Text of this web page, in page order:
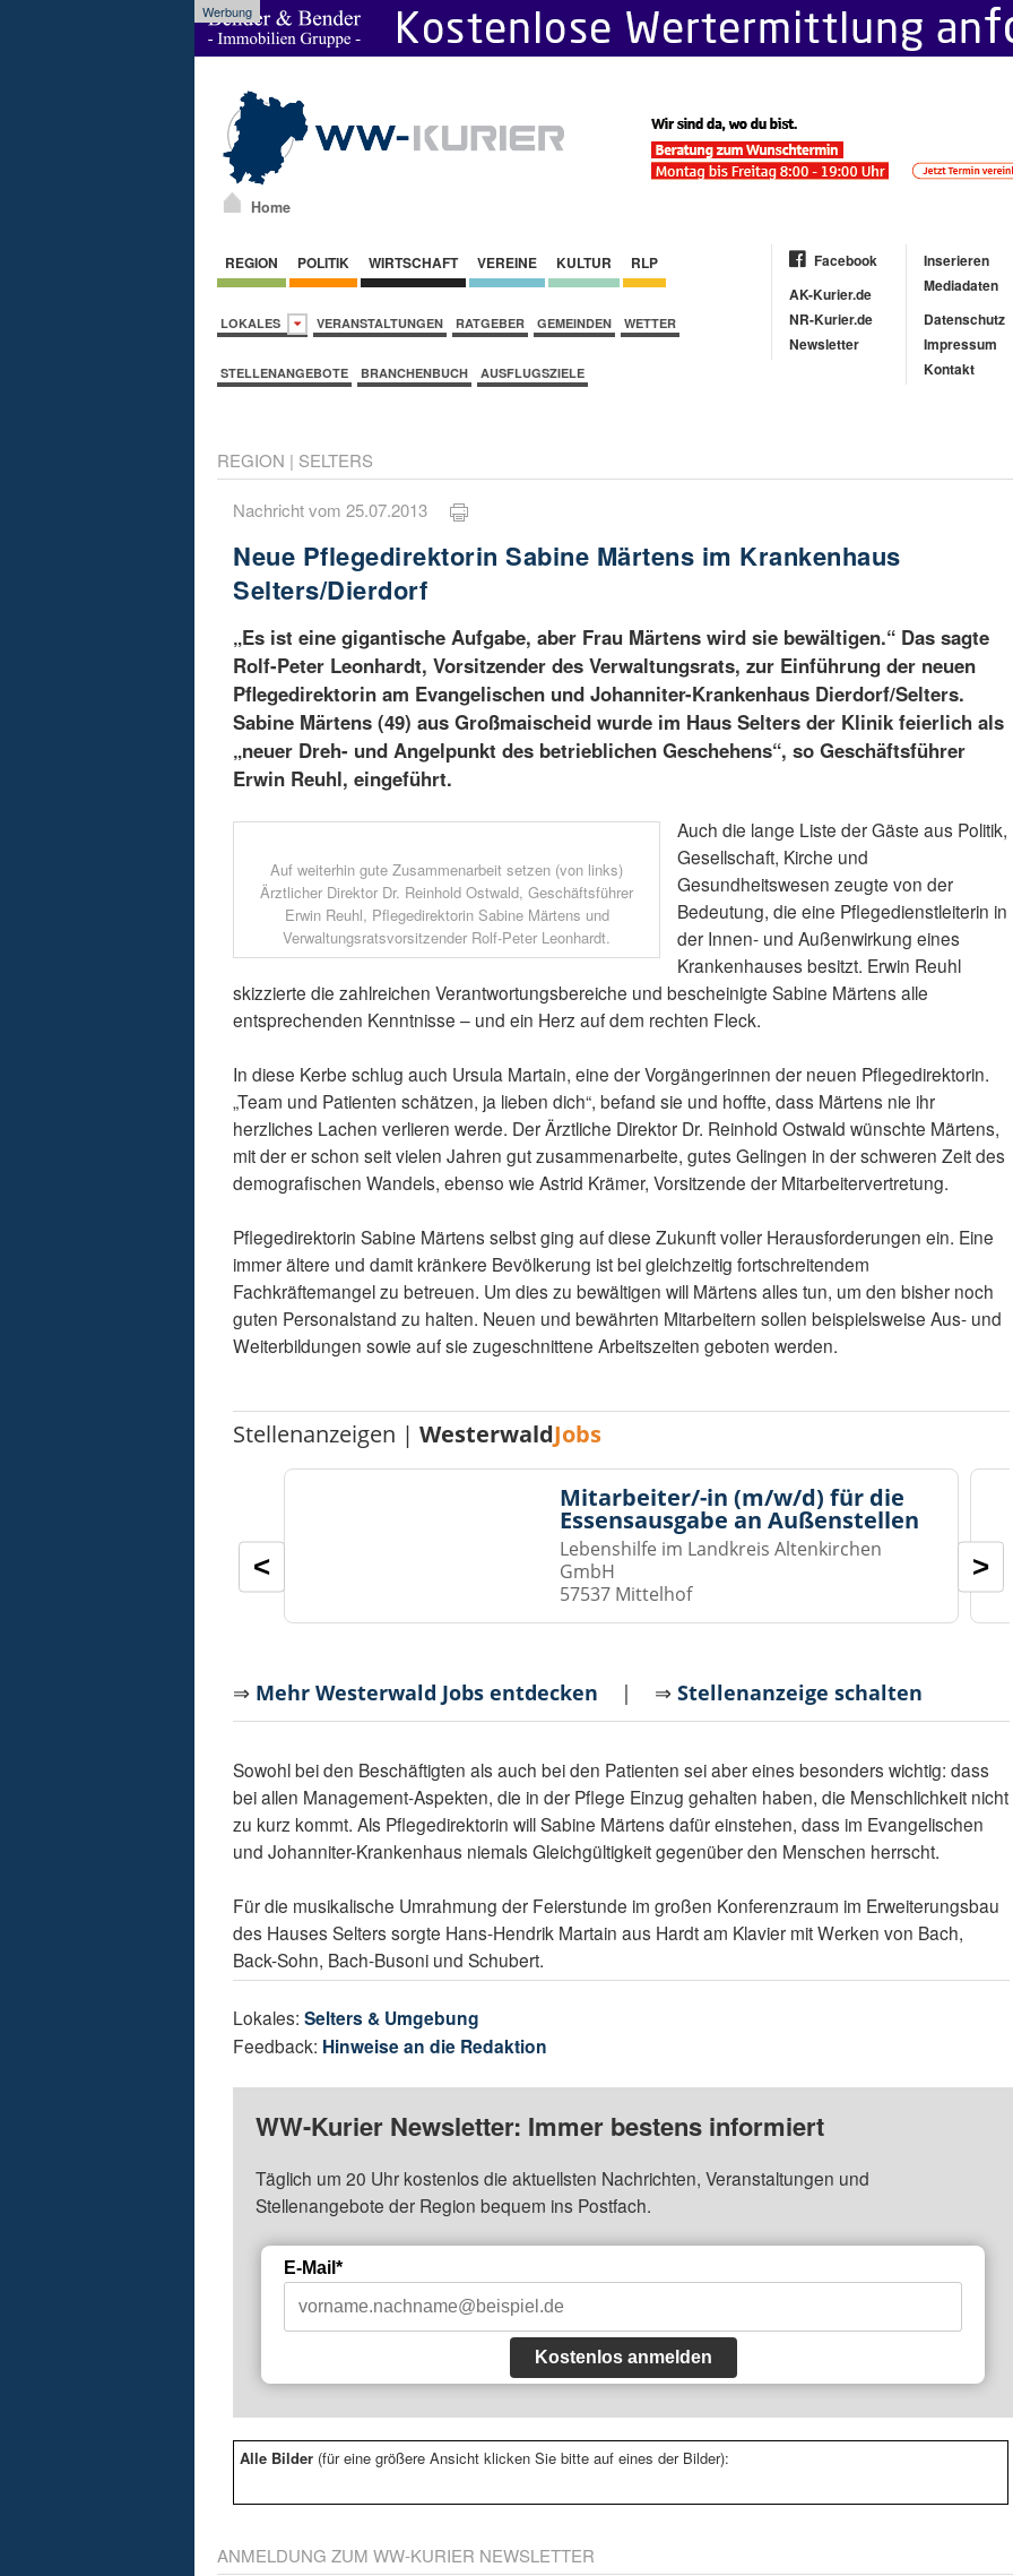
Werbung
Home
REGION POLITIK WIRTSCHAFT VEREINE KULTUR RLP
LOKALES VERANSTALTUNGEN RATGEBER GEMEINDEN WETTER
STELLENANGEBOTE BRANCHENBUCH AUSFLUGSZIELE
Facebook
AK-Kurier.de
NR-Kurier.de
Newsletter
Inserieren
Mediadaten
Datenschutz
Impressum
Kontakt
REGION | SELTERS
Nachricht vom 25.07.2013
Neue Pflegedirektorin Sabine Märtens im Krankenhaus
Selters/Dierdorf
„Es ist eine gigantische Aufgabe, aber Frau Märtens wird sie bewältigen.“ Das sagte
Rolf-Peter Leonhardt, Vorsitzender des Verwaltungsrats, zur Einführung der neuen
Pflegedirektorin am Evangelischen und Johanniter-Krankenhaus Dierdorf/Selters.
Sabine Märtens (49) aus Großmaischeid wurde im Haus Selters der Klinik feierlich als
„neuer Dreh- und Angelpunkt des betrieblichen Geschehens“, so Geschäftsführer
Erwin Reuhl, eingeführt.
Auf weiterhin gute Zusammenarbeit setzen (von links)
Ärztlicher Direktor Dr. Reinhold Ostwald, Geschäftsführer
Erwin Reuhl, Pflegedirektorin Sabine Märtens und
Verwaltungsratsvorsitzender Rolf-Peter Leonhardt.
Auch die lange Liste der Gäste aus Politik,
Gesellschaft, Kirche und
Gesundheitswesen zeugte von der
Bedeutung, die eine Pflegedienstleiterin in
der Innen- und Außenwirkung eines
Krankenhauses besitzt. Erwin Reuhl
skizzierte die zahlreichen Verantwortungsbereiche und bescheinigte Sabine Märtens alle
entsprechenden Kenntnisse – und ein Herz auf dem rechten Fleck.
In diese Kerbe schlug auch Ursula Martain, eine der Vorgängerinnen der neuen Pflegedirektorin.
„Team und Patienten schätzen, ja lieben dich“, befand sie und hoffte, dass Märtens nie ihr
herzliches Lachen verlieren werde. Der Ärztliche Direktor Dr. Reinhold Ostwald wünschte Märtens,
mit der er schon seit vielen Jahren gut zusammenarbeite, gutes Gelingen in der schweren Zeit des
demografischen Wandels, ebenso wie Astrid Krämer, Vorsitzende der Mitarbeitervertretung.
Pflegedirektorin Sabine Märtens selbst ging auf diese Zukunft voller Herausforderungen ein. Eine
immer ältere und damit kränkere Bevölkerung ist bei gleichzeitig fortschreitendem
Fachkräftemangel zu betreuen. Um dies zu bewältigen will Märtens alles tun, um den bisher noch
guten Personalstand zu halten. Neuen und bewährten Mitarbeitern sollen beispielsweise Aus- und
Weiterbildungen sowie auf sie zugeschnittene Arbeitszeiten geboten werden.
Stellenanzeigen |WesterwaldJobs
Mitarbeiter/-in (m/w/d) für die
Essensausgabe an Außenstellen
Lebenshilfe im Landkreis Altenkirchen
GmbH
57537 Mittelhof
< >
⇒ Mehr Westerwald Jobs entdecken | ⇒Stellenanzeige schalten
Sowohl bei den Beschäftigten als auch bei den Patienten sei aber eines besonders wichtig: dass
bei allen Management-Aspekten, die in der Pflege Einzug gehalten haben, die Menschlichkeit nicht
zu kurz kommt. Als Pflegedirektorin will Sabine Märtens dafür einstehen, dass im Evangelischen
und Johanniter-Krankenhaus niemals Gleichgültigkeit gegenüber den Menschen herrscht.
Für die musikalische Umrahmung der Feierstunde im großen Konferenzraum im Erweiterungsbau
des Hauses Selters sorgte Hans-Hendrik Martain aus Hardt am Klavier mit Werken von Bach,
Back-Sohn, Bach-Busoni und Schubert.
Lokales:Selters & Umgebung
Feedback: Hinweise an die Redaktion
WW-Kurier Newsletter: Immer bestens informiert
Täglich um 20 Uhr kostenlos die aktuellsten Nachrichten, Veranstaltungen und
Stellenangebote der Region bequem ins Postfach.
E-Mail*
Kostenlos anmelden
Alle Bilder (für eine größere Ansicht klicken Sie bitte auf eines der Bilder):
ANMELDUNG ZUM WW-KURIER NEWSLETTER